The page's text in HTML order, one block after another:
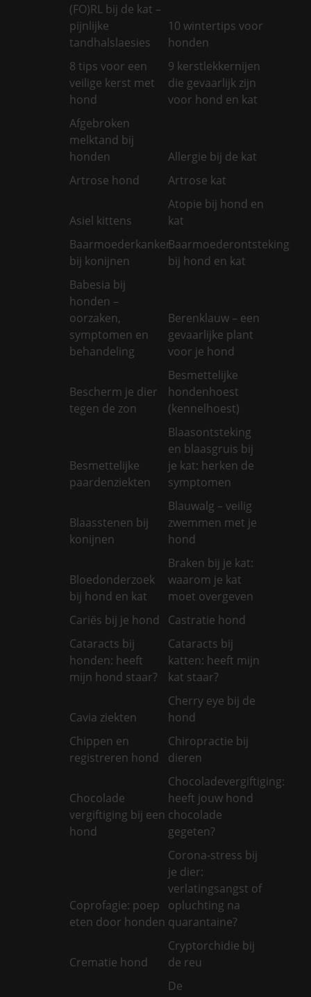
(FO)RL bij de kat –
pijnlijke
tandhalslaesies
10 wintertips voor
honden
8 tips voor een
veilige kerst met
hond
9 kerstlekkernijen
die gevaarlijk zijn
voor hond en kat
Afgebroken
melktand bij
honden
Allergie bij de kat
Artrose hond
Artrose kat
Asiel kittens
Atopie bij hond en
kat
Baarmoederkanker
bij konijnen
Baarmoederontsteking
bij hond en kat
Babesia bij
honden –
oorzaken,
symptomen en
behandeling
Berenklauw – een
gevaarlijke plant
voor je hond
Bescherm je dier
tegen de zon
Besmettelijke
hondenhoest
(kennelhoest)
Besmettelijke
paardenziekten
Blaasontsteking
en blaasgruis bij
je kat: herken de
symptomen
Blaasstenen bij
konijnen
Blauwalg – veilig
zwemmen met je
hond
Bloedonderzoek
bij hond en kat
Braken bij je kat:
waarom je kat
moet overgeven
Cariës bij je hond
Castratie hond
Cataracts bij
honden: heeft
mijn hond staar?
Cataracts bij
katten: heeft mijn
kat staar?
Cavia ziekten
Cherry eye bij de
hond
Chippen en
registreren hond
Chiropractie bij
dieren
Chocolade
vergiftiging bij een
hond
Chocoladevergiftiging:
heeft jouw hond
chocolade
gegeten?
Coprofagie: poep
eten door honden
Corona-stress bij
je dier:
verlatingsangst of
opluchting na
quarantaine?
Crematie hond
Cryptorchidie bij
de reu
De